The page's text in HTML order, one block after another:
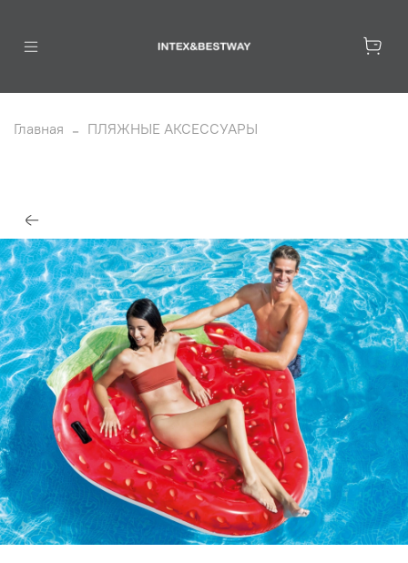
Главная ПЛЯЖНЫЕ АКСЕССУАРЫ